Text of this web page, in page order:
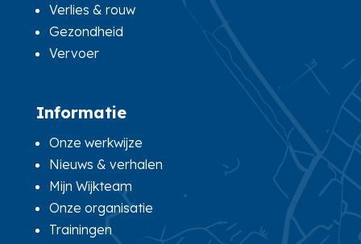
Verlies & rouw
Gezondheid
Vervoer
Informatie
Onze werkwijze
Nieuws & verhalen
Mijn Wijkteam
Onze organisatie
Trainingen